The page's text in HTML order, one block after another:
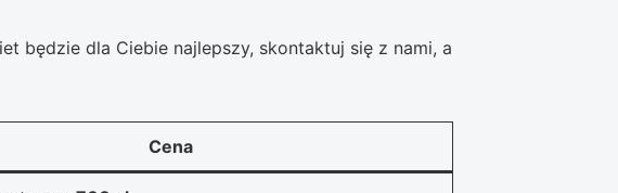
będzie dla Ciebie najlepszy, skontaktuj się z nami, a
Cena